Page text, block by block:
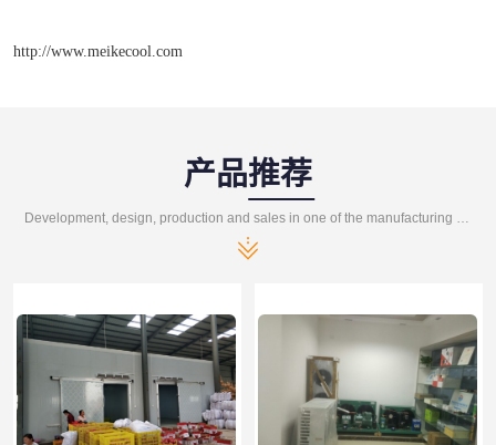
http://www.meikecool.com
产品推荐